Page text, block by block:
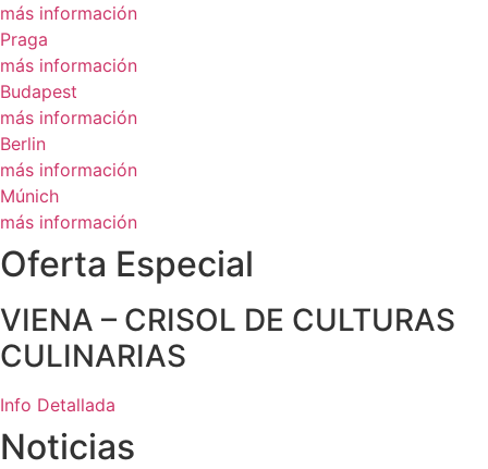
más información
Praga
más información
Budapest
más información
Berlin
más información
Múnich
más información
Oferta Especial
VIENA – CRISOL DE CULTURAS
CULINARIAS
Info Detallada
Noticias